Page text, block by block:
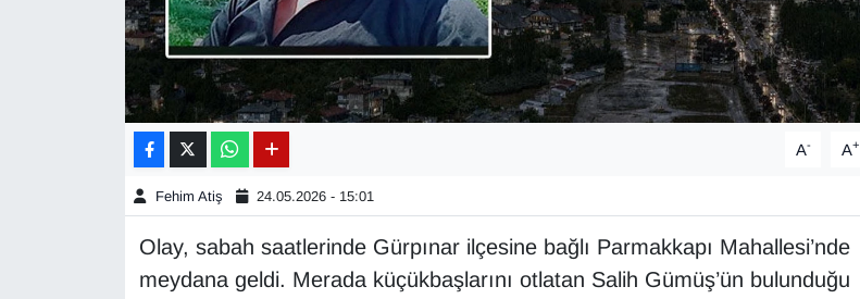
A- A+
Fehim Atiş 24.05.2026 - 15:01
Olay, sabah saatlerinde Gürpınar ilçesine bağlı Parmakkapı Mahallesi’nde
meydana geldi. Merada küçükbaşlarını otlatan Salih Gümüş’ün bulunduğu
En çok konuşulanlar
GENEL